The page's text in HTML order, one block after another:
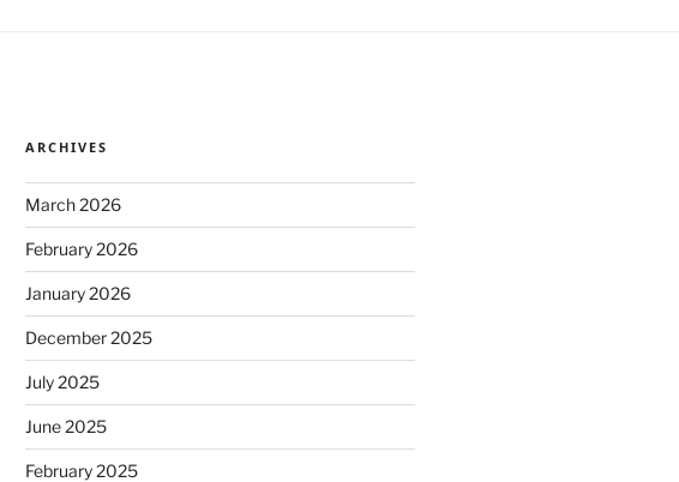
ARCHIVES
March 2026
February 2026
January 2026
December 2025
July 2025
June 2025
February 2025